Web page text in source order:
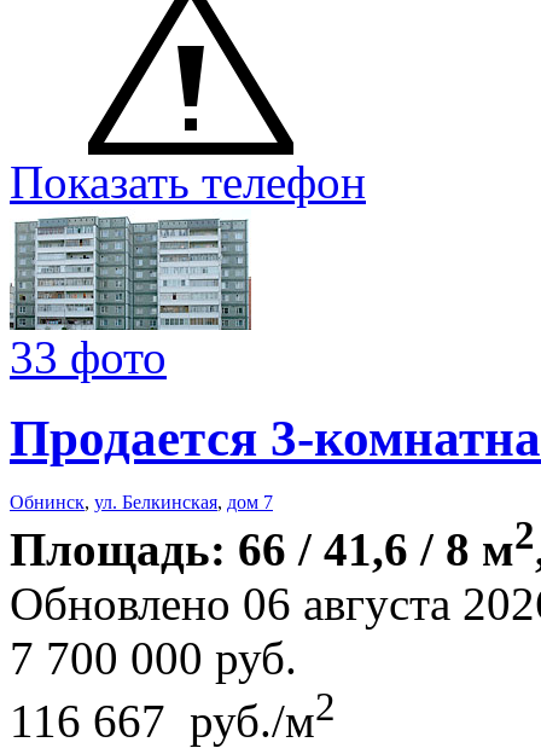
Показать телефон
33 фото
Продается 3-
Обнинск, ул. Белкинская, дом 7
Площадь: 66 / 41,6 / 8 м2
Обновлено 06 августа
7 700 000 руб.
116 667 руб./м2